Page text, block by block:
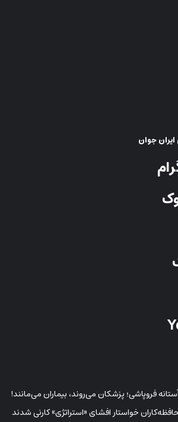
آستانه فروپاشی؛ پزشکان می‌روند، بیماران می‌مانند!
محافظه‌کاران خواستار افشای «استراتژی» کارنی شدند
آنلاین پاسپورت کانادا ۲۴ ساعته شد!
کودک بدون دعوا و فریاد
Email: info@iranjavan.net